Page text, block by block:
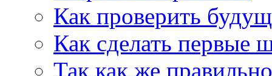
Как проверить
Как сделать первые
Так как же